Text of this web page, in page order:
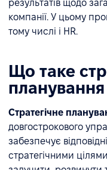
результатів щодо
компанії. У цьому
тому числі і HR.
Що таке
планування
Стратегічне
довгострокового
забезпечує
стратегічними